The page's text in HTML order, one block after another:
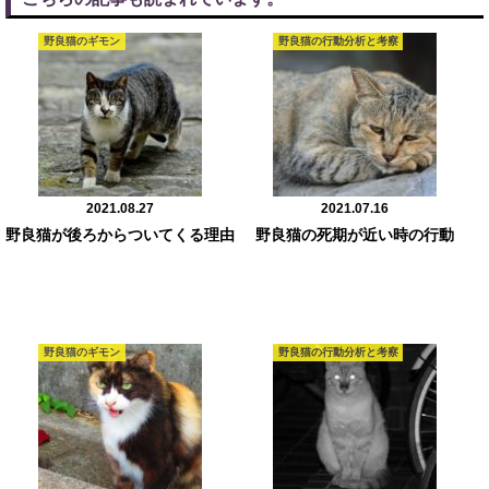
野良猫のギモン
2021.08.27
野良猫が後ろからついてくる理由
野良猫の行動分析と考察
2021.07.16
野良猫の死期が近い時の行動
野良猫のギモン 野良猫の行動分析と考察